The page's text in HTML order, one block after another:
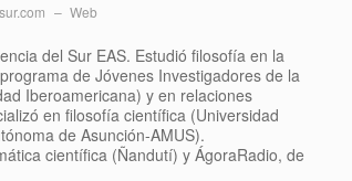
– Web
del Sur EAS. Estudió filosofía en la
de Jóvenes Investigadores de la
Iberoamericana) y en relaciones
en filosofía científica (Universidad
de Asunción-AMUS).
científica (Ñandutí) y ÁgoraRadio, de